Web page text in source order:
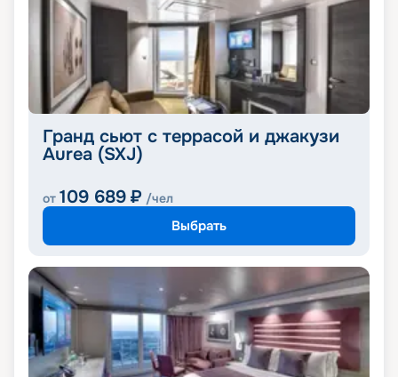
Гранд сьют с террасой и джакузи
Aurea (SXJ)
от 109 689 ₽ /чел
Выбрать